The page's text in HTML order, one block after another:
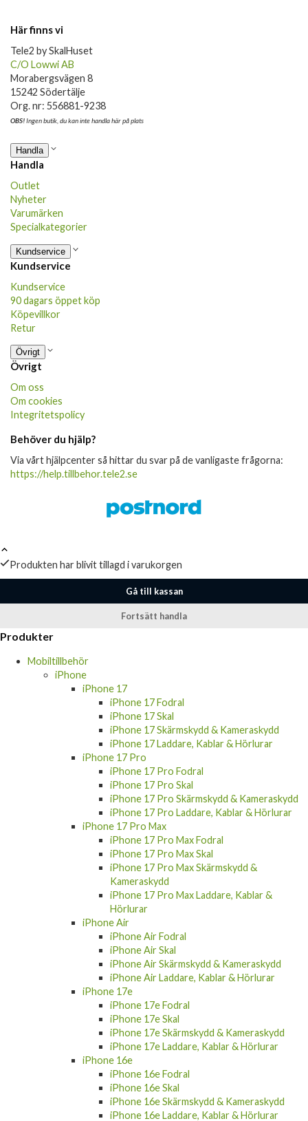
Här finns vi
Tele2 by SkalHuset
C/O Lowwi AB
Morabergsvägen 8
15242 Södertälje
Org. nr: 556881-9238
OBS!Ingen butik, du kan inte handla här på plats
Handla
Handla
Outlet
Nyheter
Varumärken
Specialkategorier
Kundservice
Kundservice
Kundservice
90 dagars öppet köp
Köpevillkor
Retur
Övrigt
Övrigt
Om oss
Om cookies
Integritetspolicy
Behöver du hjälp?
Via vårt hjälpcenter så hittar du svar på de vanligaste frågorna:
https://help.tillbehor.tele2.se
Produkten har blivit tillagd i varukorgen
Gå till kassan
Fortsätt handla
Produkter
Mobiltillbehör
iPhone
iPhone 17
iPhone 17 Fodral
iPhone 17 Skal
iPhone 17 Skärmskydd & Kameraskydd
iPhone 17 Laddare, Kablar & Hörlurar
iPhone 17 Pro
iPhone 17 Pro Fodral
iPhone 17 Pro Skal
iPhone 17 Pro Skärmskydd & Kameraskydd
iPhone 17 Pro Laddare, Kablar & Hörlurar
iPhone 17 Pro Max
iPhone 17 Pro Max Fodral
iPhone 17 Pro Max Skal
iPhone 17 Pro Max Skärmskydd &
Kameraskydd
iPhone 17 Pro Max Laddare, Kablar &
Hörlurar
iPhone Air
iPhone Air Fodral
iPhone Air Skal
iPhone Air Skärmskydd & Kameraskydd
iPhone Air Laddare, Kablar & Hörlurar
iPhone 17e
iPhone 17e Fodral
iPhone 17e Skal
iPhone 17e Skärmskydd & Kameraskydd
iPhone 17e Laddare, Kablar & Hörlurar
iPhone 16e
iPhone 16e Fodral
iPhone 16e Skal
iPhone 16e Skärmskydd & Kameraskydd
iPhone 16e Laddare, Kablar & Hörlurar